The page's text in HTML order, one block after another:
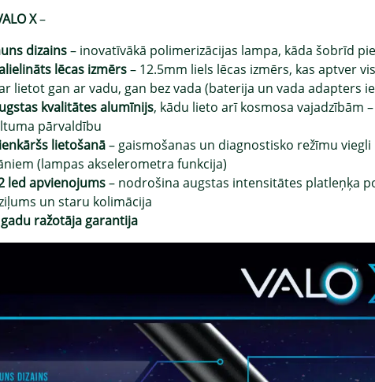
X–
dizains– inovatīvākā polimerizācijas lampa, kāda šobrīd
lēcas izmērs– 12.5mm liels lēcas izmērs, kas aptver
lietot gan ar vadu, gan bez vada (baterija un vada adapters
kvalitātes alumīnijs, kādu lieto arī kosmosa vajadzībām
pārvaldību
lietošanā– gaismošanas un diagnostisko režīmu
(lampas akselerometra funkcija)
led apvienojums– nodrošina augstas intensitātes platleņķa
un staru kolimācija
ražotāja garantija